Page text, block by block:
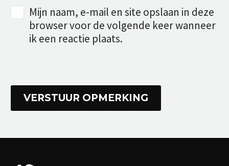
Mijn naam, e-mail en site opslaan in deze
browser voor de volgende keer wanneer
ik een reactie plaats.
VERSTUUR OPMERKING